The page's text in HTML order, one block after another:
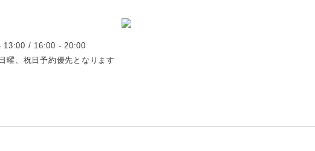
13:00 / 16:00 - 20:00
曜、祝日予約優先となります